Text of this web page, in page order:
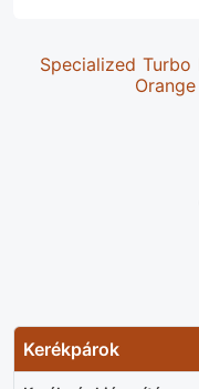
Kerékpárok
Specialized